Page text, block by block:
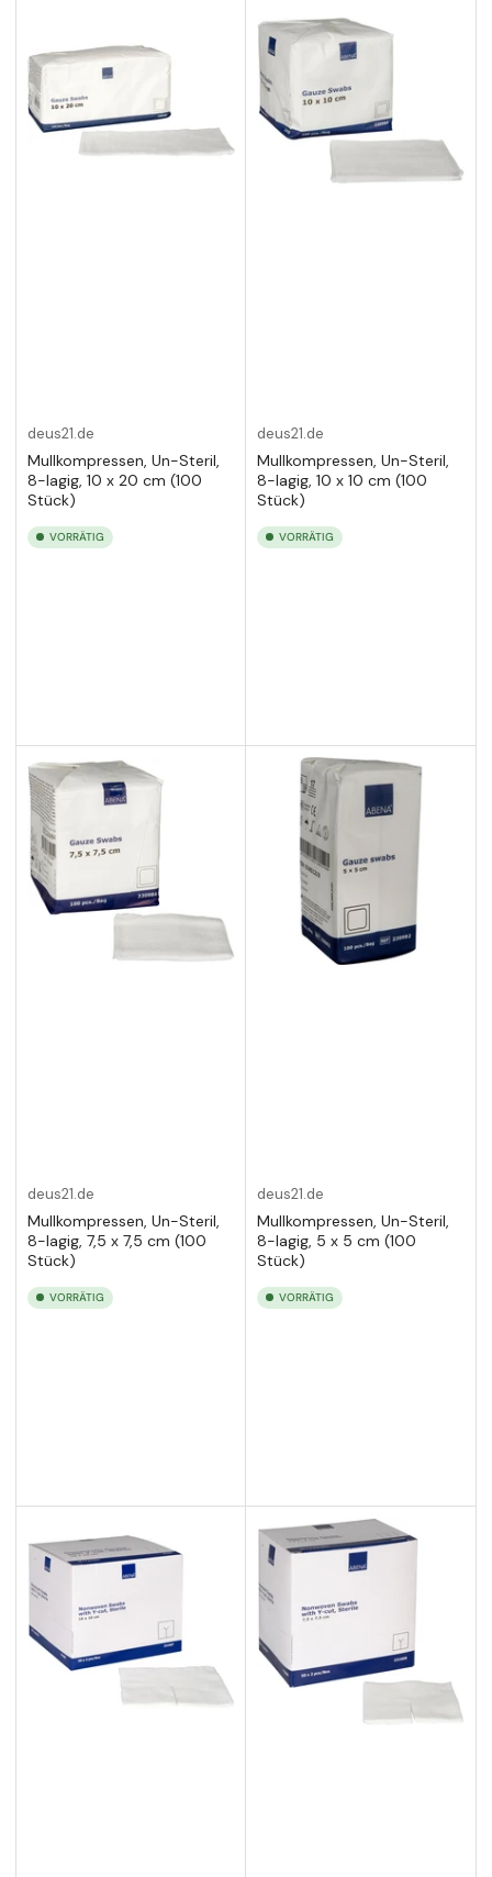
deus21.de
Mullkompressen, Un-Steril,
8-lagig, 10 x 20 cm (100
Stück)
VORRÄTIG
deus21.de
Mullkompressen, Un-Steril,
8-lagig, 10 x 10 cm (100
Stück)
VORRÄTIG
deus21.de
Mullkompressen, Un-Steril,
8-lagig, 7,5 x 7,5 cm (100
Stück)
VORRÄTIG
deus21.de
Mullkompressen, Un-Steril,
8-lagig, 5 x 5 cm (100
Stück)
VORRÄTIG